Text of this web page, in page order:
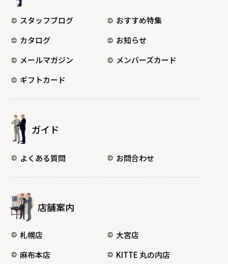
スタッフブログ
おすすめ特集
カタログ
お知らせ
メールマガジン
メンバーズカード
ギフトカード
ガイド
よくある質問 お問合わせ
店舗案内
札幌店
大宮店
麻布本店
KITTE 丸の内店